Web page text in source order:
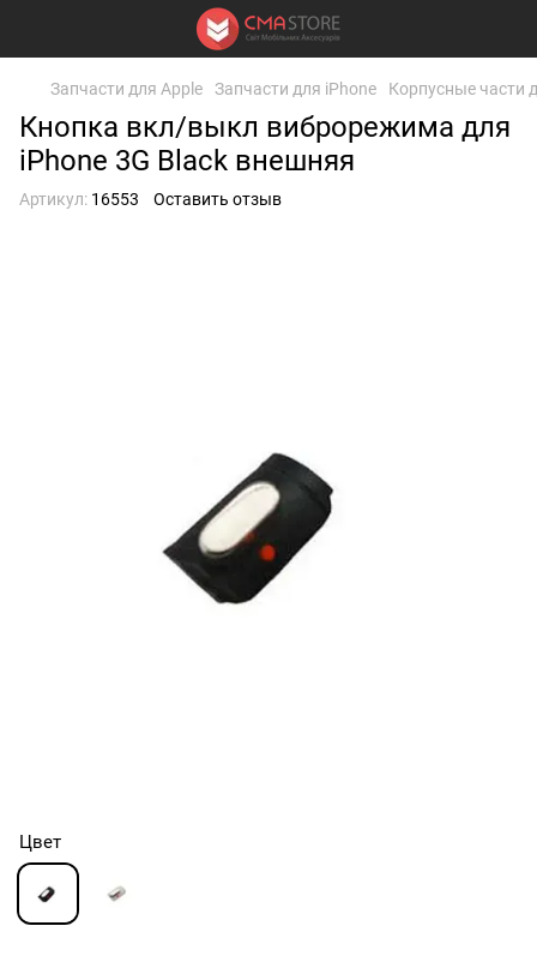
Запчасти для Apple Запчасти для iPhone Корпусные части
Кнопка вкл/выкл виброрежима для
iPhone 3G Black внешняя
Артикул: 16553 Оставить отзыв
Цвет